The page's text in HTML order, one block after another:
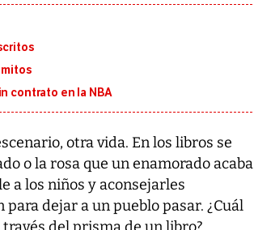
mitos
contrato en la NBA
otra vida. En los libros se
o la rosa que un enamorado acaba
a los niños y aconsejarles
dejar a un pueblo pasar. ¿Cuál
del prisma de un libro?